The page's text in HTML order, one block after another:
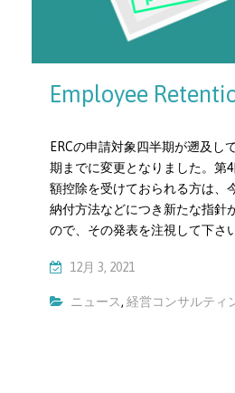
Employee
ERCの申請対象四半期が遡及し
期までに変更となりました。第
額控除を受けておられる方は、
納付方法などにつき新たな指針
ので、その発表を注視して下さ
12月 3, 2021
ニュース, 経営コンサルティ